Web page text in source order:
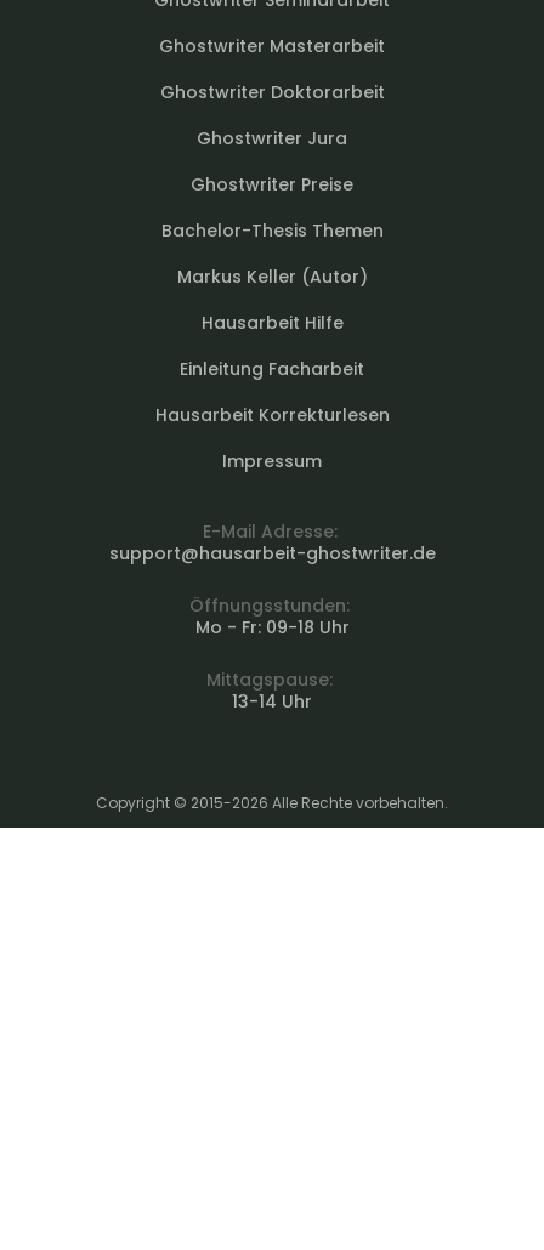
Ghostwriter Masterarbeit
Ghostwriter Doktorarbeit
Ghostwriter Jura
Ghostwriter Preise
Bachelor-Thesis Themen
Markus Keller (Autor)
Hausarbeit Hilfe
Einleitung Facharbeit
Hausarbeit Korrekturlesen
Impressum
E-Mail Adresse:
support@hausarbeit-ghostwriter.de
Öffnungsstunden:
Mo - Fr: 09-18 Uhr
Mittagspause:
13-14 Uhr
Copyright © 2015-2026 Alle Rechte vorbehalten.